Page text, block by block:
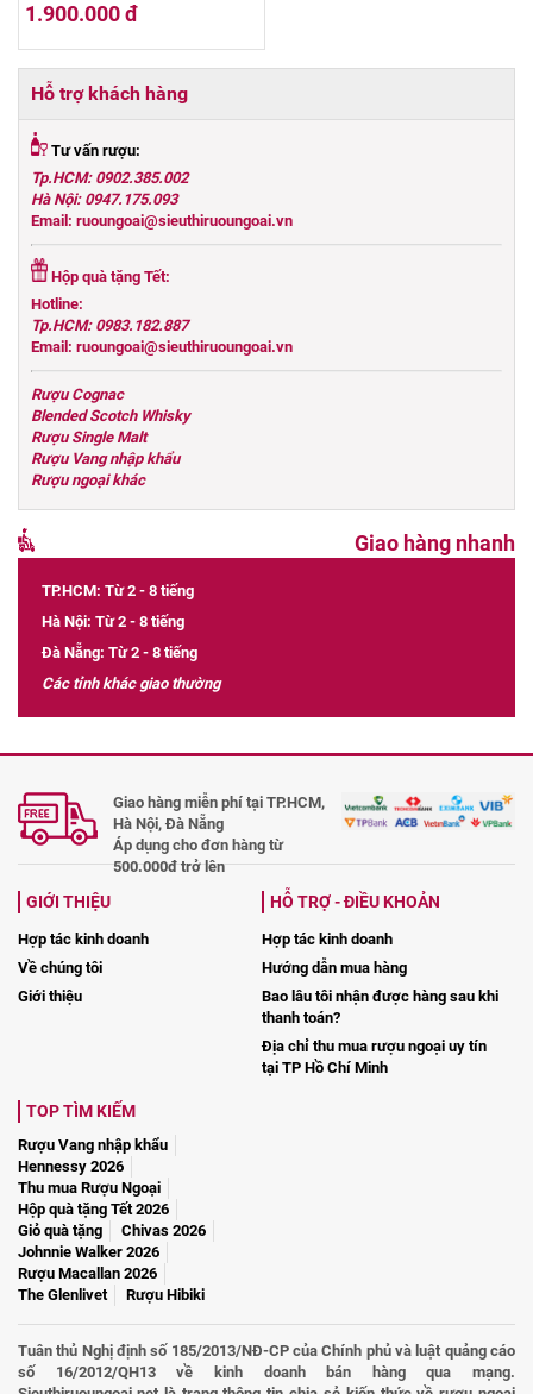
1.900.000 đ
Hỗ trợ khách hàng
Tư vấn rượu:
Tp.HCM: 0902.385.002
Hà Nội: 0947.175.093
Email: ruoungoai@sieuthiruoungoai.vn
Hộp quà tặng Tết:
Hotline:
Tp.HCM: 0983.182.887
Email: ruoungoai@sieuthiruoungoai.vn
Rượu Cognac
Blended Scotch Whisky
Rượu Single Malt
Rượu Vang nhập khẩu
Rượu ngoại khác
Giao hàng nhanh
TP.HCM: Từ 2 - 8 tiếng
Hà Nội: Từ 2 - 8 tiếng
Đà Nẵng: Từ 2 - 8 tiếng
Các tỉnh khác giao thường
Giao hàng miễn phí tại TP.HCM,
Hà Nội, Đà Nẵng
Áp dụng cho đơn hàng từ
500.000đ trở lên
GIỚI THIỆU
Hợp tác kinh doanh
Về chúng tôi
Giới thiệu
HỖ TRỢ - ĐIỀU KHOẢN
Hợp tác kinh doanh
Hướng dẫn mua hàng
Bao lâu tôi nhận được hàng sau khi
thanh toán?
Địa chỉ thu mua rượu ngoại uy tín
tại TP Hồ Chí Minh
TOP TÌM KIẾM
Rượu Vang nhập khẩu
Hennessy 2026
Thu mua Rượu Ngoại
Hộp quà tặng Tết 2026
Giỏ quà tặng
Chivas 2026
Johnnie Walker 2026
Rượu Macallan 2026
The Glenlivet
Rượu Hibiki
Tuân thủ Nghị định số 185/2013/NĐ-CP của Chính phủ và luật quảng cáo
số 16/2012/QH13 về kinh doanh bán hàng qua mạng.